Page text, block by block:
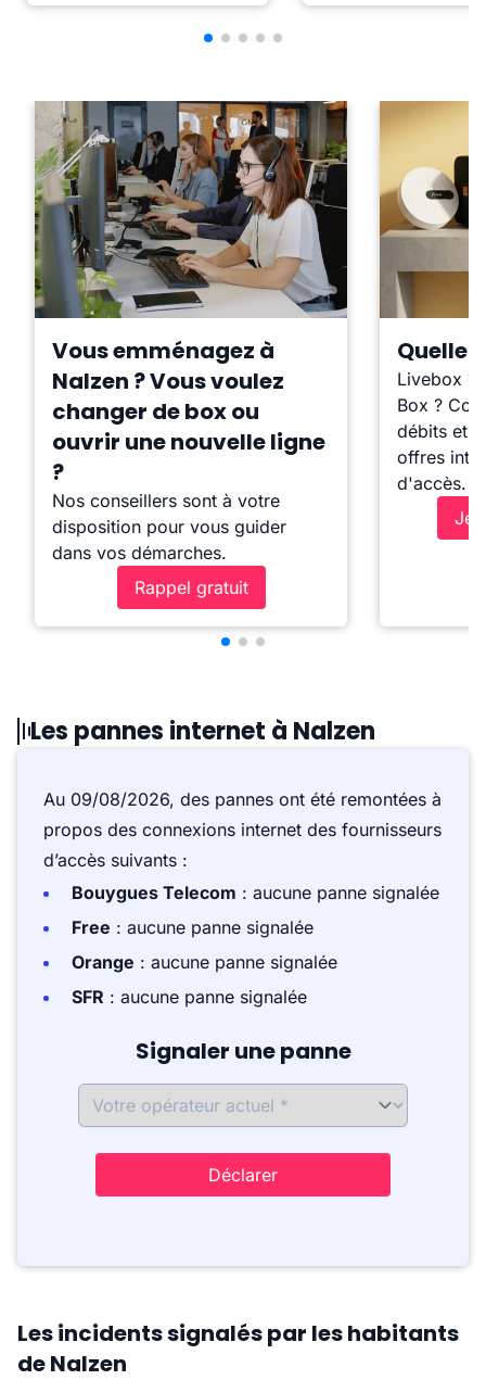
Vous emménagez à
Nalzen ? Vous voulez
changer de box ou
ouvrir une nouvelle ligne
?
Nos conseillers sont à votre
disposition pour vous guider
dans vos démarches.
Rappel gratuit
Quelle
Livebox ?
Box ?
débits et
offres
d'accès.
Je
Les pannes internet à Nalzen
Au 09/08/2026, des pannes ont été remontées à
propos des connexions internet des fournisseurs
d’accès suivants :
Bouygues Telecom : aucune panne signalée
Free : aucune panne signalée
Orange : aucune panne signalée
SFR : aucune panne signalée
Signaler une panne
Déclarer
Les incidents signalés par les habitants
de Nalzen